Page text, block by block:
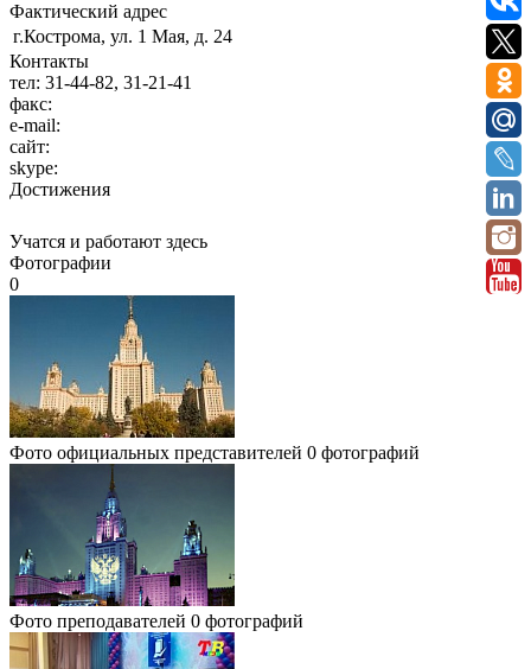
Фактический адрес
г.Кострома, ул. 1 Мая, д. 24
Контакты
тел: 31-44-82, 31-21-41
факс:
e-mail:
сайт:
skype:
Достижения
Учатся и работают здесь
Фотографии
0
Фото официальных представителей 0 фотографий
Фото преподавателей 0 фотографий